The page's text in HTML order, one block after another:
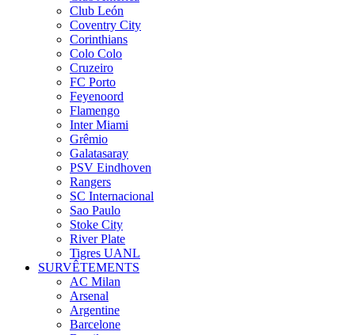
Club León
Coventry City
Corinthians
Colo Colo
Cruzeiro
FC Porto
Feyenoord
Flamengo
Inter Miami
Grêmio
Galatasaray
PSV Eindhoven
Rangers
SC Internacional
Sao Paulo
Stoke City
River Plate
Tigres UANL
SURVÊTEMENTS
AC Milan
Arsenal
Argentine
Barcelone